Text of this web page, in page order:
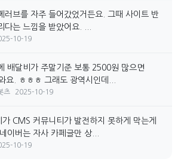
러브를 자주 들어갔었거든요. 그때 사이트 반
다는 느낌을 받았어요. ...
10-19
배달비가 주말기준 보통 2500원 많으면
요. ㅎㅎㅎ 그래도 광역시인데...
츠 2025-10-19
CMS 커뮤니티가 발전하지 못하게 막는게
이버는 자사 카페글만 상...
10-19